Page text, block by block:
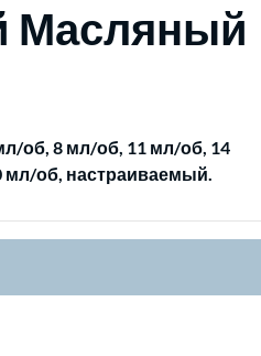
Масляный
об, 8 мл/об, 11 мл/об, 14
мл/об, настраиваемый.